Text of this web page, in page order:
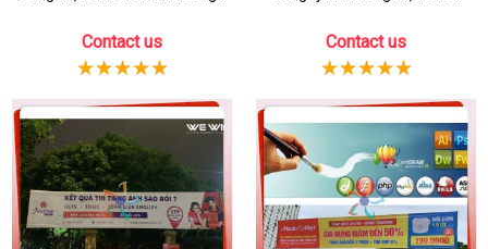
Contact us Contact us